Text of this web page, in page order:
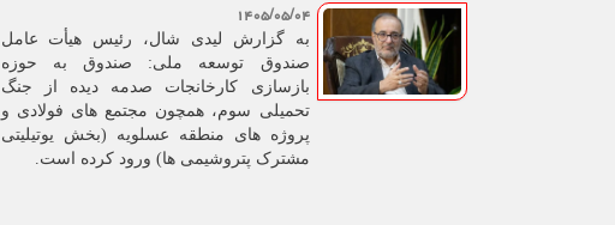
۱۴۰۵/۰۵/۰۴
به گزارش لیدی شال، رئیس هیأت عامل
صندوق توسعه ملی: صندوق به حوزه
بازسازی کارخانجات صدمه دیده از جنگ
تحمیلی سوم، همچون مجتمع های فولادی و
پروژه های منطقه عسلویه (بخش یوتیلیتی
مشترک پتروشیمی ها) ورود کرده است.